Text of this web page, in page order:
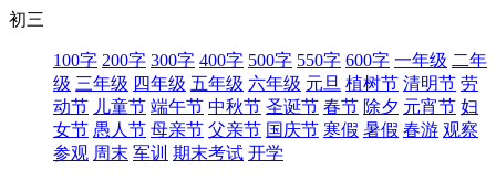
初三
100字 200字 300字 400字 500字 550字 600字 一年级 二年
级 三年级 四年级 五年级 六年级 元旦 植树节 清明节 劳
动节 儿童节 端午节 中秋节 圣诞节 春节 除夕 元宵节 妇
女节 愚人节 母亲节 父亲节 国庆节 寒假 暑假 春游 观察
参观 周末 军训 期末考试 开学